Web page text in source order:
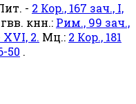
- 2 Кор., 167 зач., I,
кнн.: Рим., 99 зач.,
XVI, 2. Мц.: 2 Кор., 181
50 .